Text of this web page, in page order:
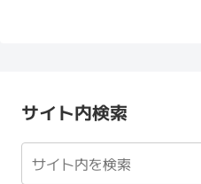
サイト内検索